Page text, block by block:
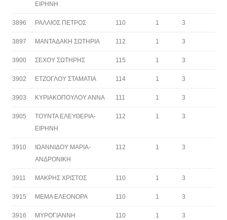
ΕΙΡΗΝΗ
3896 ΡΑΛΛΙΟΣ ΠΕΤΡΟΣ 110 1 3
3897 ΜΑΝΤΑΔΑΚΗ ΣΩΤΗΡΙΑ 112 1 3
3900 ΣΕΧΟΥ ΣΩΤΗΡΗΣ 115 1 3
3902 ΕΤΖΟΓΛΟΥ ΣΤΑΜΑΤΙΑ 114 1 3
3903 ΚΥΡΙΑΚΟΠΟΥΛΟΥ ΑΝΝΑ 111 1 3
3905
ΤΟΥΝΤΑ ΕΛΕΥΘΕΡΙΑ-
ΕΙΡΗΝΗ
112 1 3
3910
ΙΩΑΝΝΙΔΟΥ ΜΑΡΙΑ-
ΑΝΔΡΟΝΙΚΗ
112 1 3
3911 ΜΑΚΡΗΣ ΧΡΙΣΤΟΣ 110 1 3
3915 ΜΕΜΑ ΕΛΕΟΝΟΡΑ 110 1 3
3916
ΜΥΡΟΓΙΑΝΝΗ
110 1 3